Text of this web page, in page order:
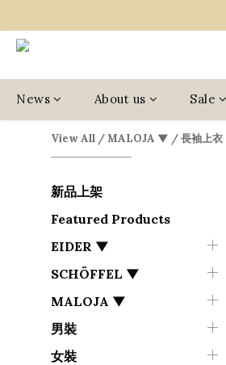
News About us Sale
View All /MALOJA ▼ /長袖上衣
新品上架
Featured Products
EIDER ▼
SCHÖFFEL ▼
MALOJA ▼
男裝
女裝